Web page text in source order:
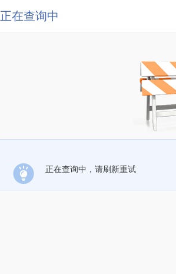
正在查询中
正在查询中，请刷新重试